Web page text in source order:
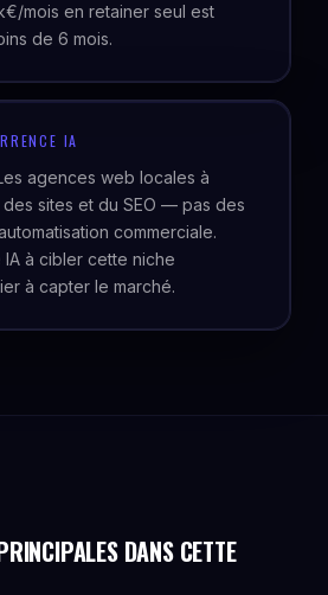
mois en retainer seul est
de 6 mois.
IA
agences web locales à
sites et du SEO — pas des
commerciale.
à cibler cette niche
à capter le marché.
DANS CETTE